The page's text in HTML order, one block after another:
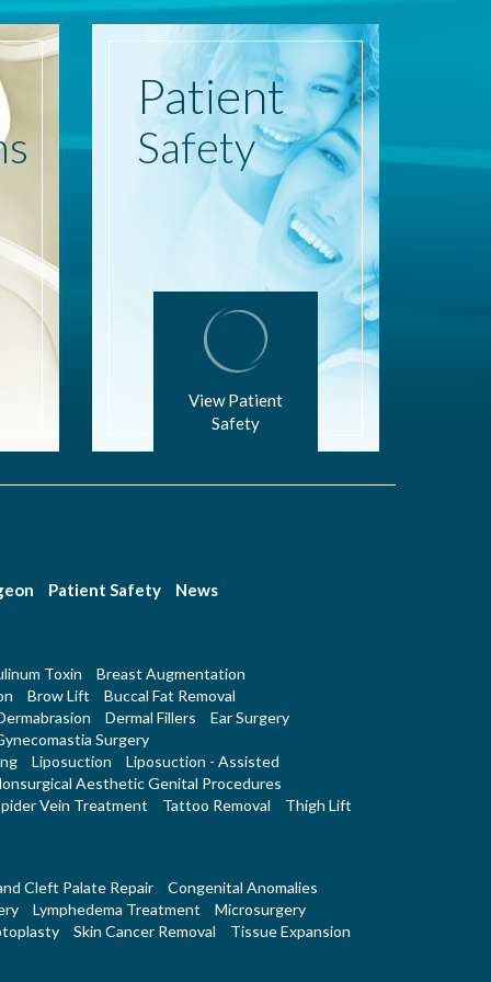
Patient
Safety
View Patient
Safety
Patient Safety News
Toxin
Breast Augmentation
Brow Lift
Buccal Fat Removal
Dermal Fillers
Ear Surgery
Surgery
Liposuction
Liposuction - Assisted
Aesthetic Genital Procedures
Vein Treatment
Tattoo Removal Thigh Lift
Cleft Palate Repair
Congenital Anomalies
Lymphedema Treatment
Microsurgery
Skin Cancer Removal Tissue Expansion